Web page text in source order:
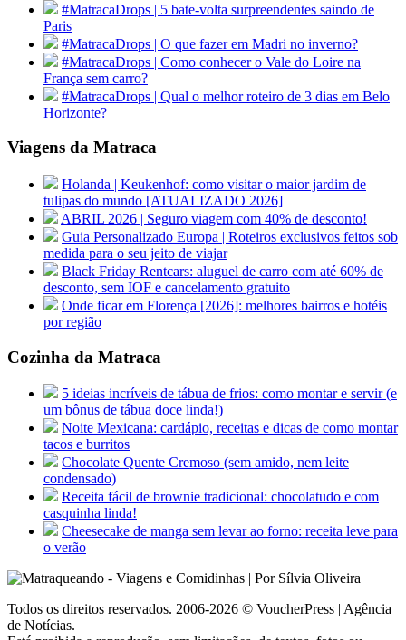
#MatracaDrops | 5 bate-volta surpreendentes saindo de
Paris
#MatracaDrops | O que fazer em Madri no inverno?
#MatracaDrops | Como conhecer o Vale do Loire na
França sem carro?
#MatracaDrops | Qual o melhor roteiro de 3 dias em Belo
Horizonte?
Viagens da Matraca
Holanda | Keukenhof: como visitar o maior jardim de
tulipas do mundo [ATUALIZADO 2026]
ABRIL 2026 | Seguro viagem com 40% de desconto!
Guia Personalizado Europa | Roteiros exclusivos feitos sob
medida para o seu jeito de viajar
Black Friday Rentcars: aluguel de carro com até 60% de
desconto, sem IOF e cancelamento gratuito
Onde ficar em Florença [2026]: melhores bairros e hotéis
por região
Cozinha da Matraca
5 ideias incríveis de tábua de frios: como montar e servir (e
um bônus de tábua doce linda!)
Noite Mexicana: cardápio, receitas e dicas de como montar
tacos e burritos
Chocolate Quente Cremoso (sem amido, nem leite
condensado)
Receita fácil de brownie tradicional: chocolatudo e com
casquinha linda!
Cheesecake de manga sem levar ao forno: receita leve para
o verão
Todos os direitos reservados. 2006-2026 © VoucherPress | Agência
de Notícias.